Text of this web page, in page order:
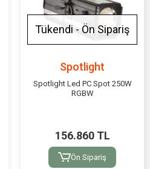
Tükendi - Ön Sipariş
Spotlight
Spotlight Led PC Spot 250W
RGBW
156.860 TL
Ön Sipariş